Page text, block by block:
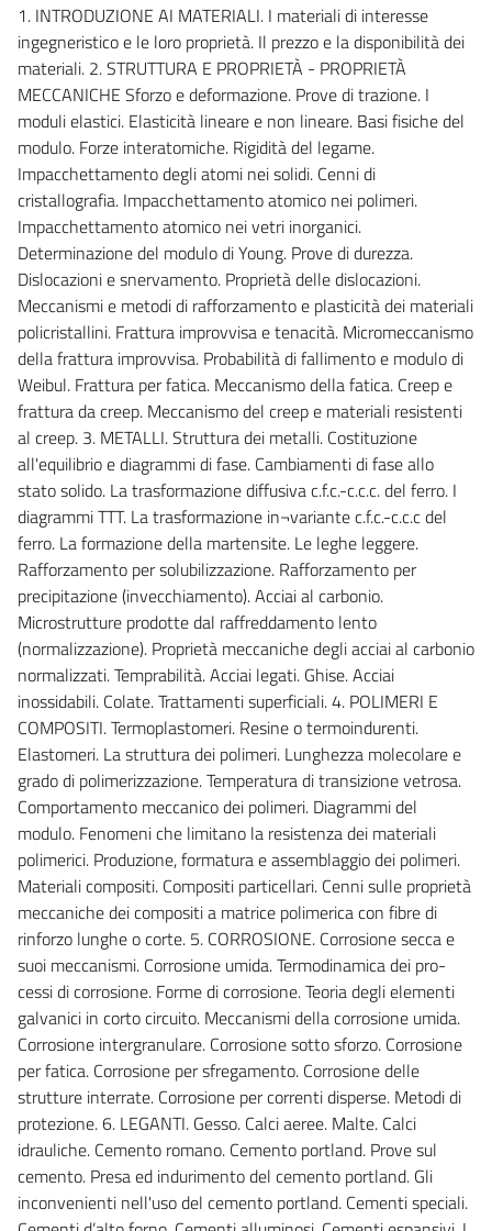
1. INTRODUZIONE AI MATERIALI. I materiali di interesse
ingegneristico e le loro proprietà. Il prezzo e la disponibilità dei
materiali. 2. STRUTTURA E PROPRIETÀ - PROPRIETÀ
MECCANICHE Sforzo e deformazione. Prove di trazione. I
moduli elastici. Elasticità lineare e non lineare. Basi fisiche del
modulo. Forze interatomiche. Rigidità del legame.
Impacchettamento degli atomi nei solidi. Cenni di
cristallografia. Impacchettamento atomico nei polimeri.
Impacchettamento atomico nei vetri inorganici.
Determinazione del modulo di Young. Prove di durezza.
Dislocazioni e snervamento. Proprietà delle dislocazioni.
Meccanismi e metodi di rafforzamento e plasticità dei materiali
policristallini. Frattura improvvisa e tenacità. Micromeccanismo
della frattura improvvisa. Probabilità di fallimento e modulo di
Weibul. Frattura per fatica. Meccanismo della fatica. Creep e
frattura da creep. Meccanismo del creep e materiali resistenti
al creep. 3. METALLI. Struttura dei metalli. Costituzione
all'equilibrio e diagrammi di fase. Cambiamenti di fase allo
stato solido. La trasformazione diffusiva c.f.c.-c.c.c. del ferro. I
diagrammi TTT. La trasformazione in¬variante c.f.c.-c.c.c del
ferro. La formazione della martensite. Le leghe leggere.
Rafforzamento per solubilizzazione. Rafforzamento per
precipitazione (invecchiamento). Acciai al carbonio.
Microstrutture prodotte dal raffreddamento lento
(normalizzazione). Proprietà meccaniche degli acciai al carbonio
normalizzati. Temprabilità. Acciai legati. Ghise. Acciai
inossidabili. Colate. Trattamenti superficiali. 4. POLIMERI E
COMPOSITI. Termoplastomeri. Resine o termoindurenti.
Elastomeri. La struttura dei polimeri. Lunghezza molecolare e
grado di polimerizzazione. Temperatura di transizione vetrosa.
Comportamento meccanico dei polimeri. Diagrammi del
modulo. Fenomeni che limitano la resistenza dei materiali
polimerici. Produzione, formatura e assemblaggio dei polimeri.
Materiali compositi. Compositi particellari. Cenni sulle proprietà
meccaniche dei compositi a matrice polimerica con fibre di
rinforzo lunghe o corte. 5. CORROSIONE. Corrosione secca e
suoi meccanismi. Corrosione umida. Termodinamica dei pro-
cessi di corrosione. Forme di corrosione. Teoria degli elementi
galvanici in corto circuito. Meccanismi della corrosione umida.
Corrosione intergranulare. Corrosione sotto sforzo. Corrosione
per fatica. Corrosione per sfregamento. Corrosione delle
strutture interrate. Corrosione per correnti disperse. Metodi di
protezione. 6. LEGANTI. Gesso. Calci aeree. Malte. Calci
idrauliche. Cemento romano. Cemento portland. Prove sul
cemento. Presa ed indurimento del cemento portland. Gli
inconvenienti nell'uso del cemento portland. Cementi speciali.